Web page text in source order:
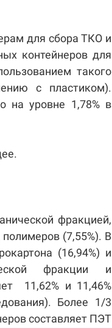
для сбора ТКО и
контейнеров для
такого
с пластиком).
на уровне 1,78% в
фракцией,
(7,55%). В
(16,94%) и
фракции и
11,62% и 11,46%
Более 1/3
составляет ПЭТ